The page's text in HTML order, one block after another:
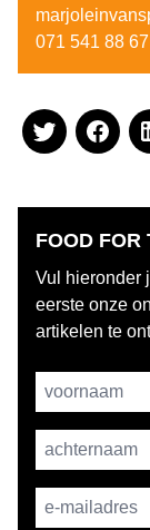
071 541 88
FOOD FOR
Vul hieronder
eerste onze
artikelen te
Username
achternaam
E-mailadres